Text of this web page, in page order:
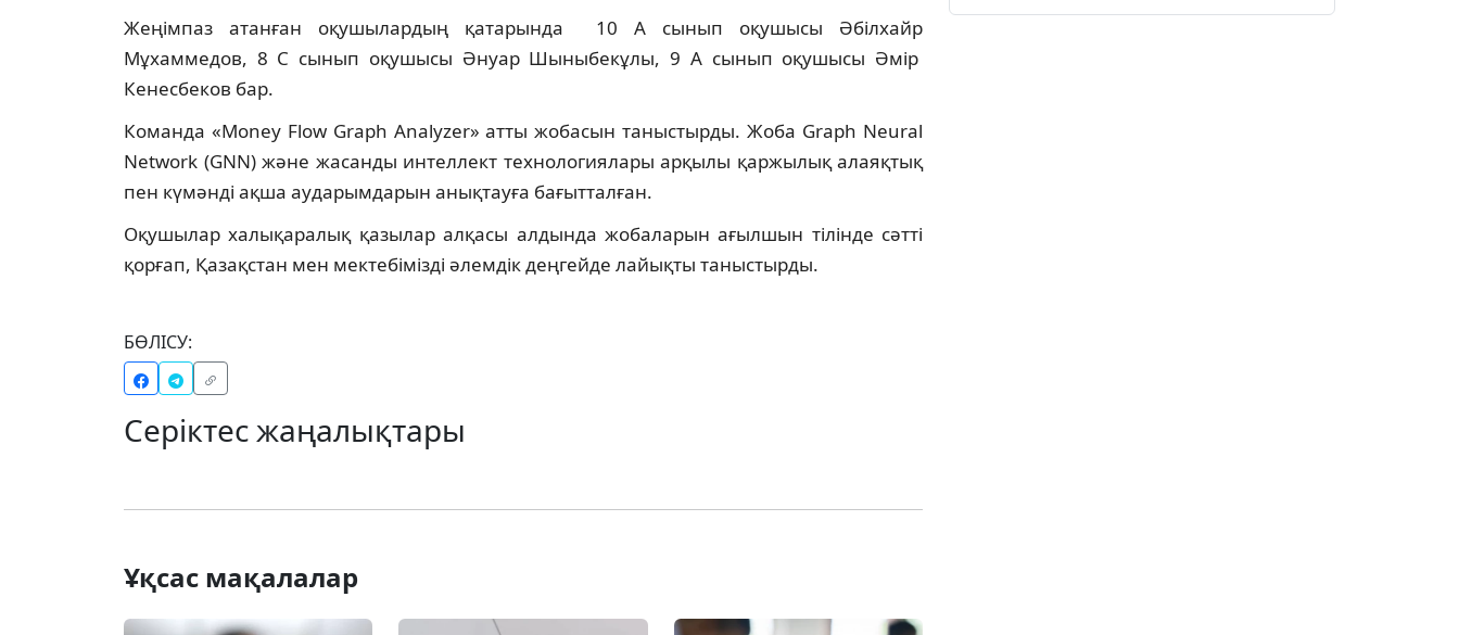
Жеңімпаз атанған оқушылардың қатарында 10 А сынып оқушысы Әбілхайр
Мұхаммедов, 8 С сынып оқушысы Әнуар Шыныбекұлы, 9 А сынып оқушысы Әмір
Кенесбеков бар.
Команда «Money Flow Graph Analyzer» атты жобасын таныстырды. Жоба Graph Neural
Network (GNN) және жасанды интеллект технологиялары арқылы қаржылық алаяқтық
пен күмәнді ақша аударымдарын анықтауға бағытталған.
Оқушылар халықаралық қазылар алқасы алдында жобаларын ағылшын тілінде сәтті
қорғап, Қазақстан мен мектебімізді әлемдік деңгейде лайықты таныстырды.
БӨЛІСУ:
Серіктес жаңалықтары
Ұқсас мақалалар